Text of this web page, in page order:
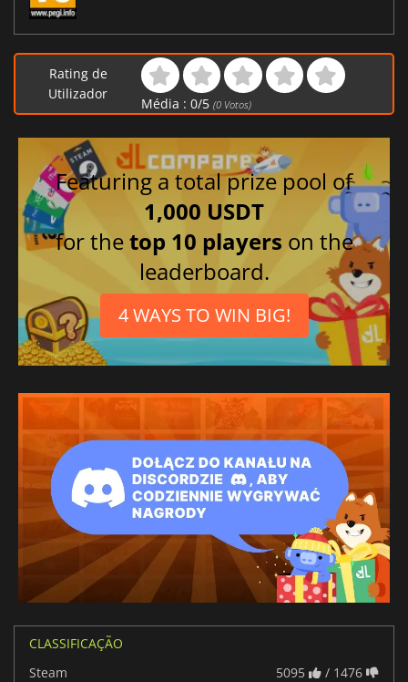
Rating de
Utilizador
Média : 0/5 (0Votos)
Featuring a total prize pool of
1,000 USDT
for thetop 10 players on the
leaderboard.
4 WAYS TO WIN BIG!
CLASSIFICAÇÃO
Steam
5095 / 1476